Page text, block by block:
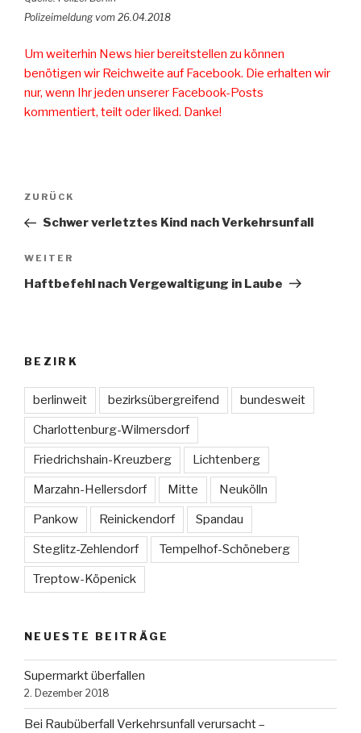
Polizeimeldung vom 26.04.2018
Um weiterhin News hier bereitstellen zu können
benötigen wir Reichweite auf Facebook. Die erhalten wir
nur, wenn Ihr jeden unserer Facebook-Posts
kommentiert, teilt oder liked. Danke!
Beitragsnavigation
Vorheriger
Beitrag
ZURÜCK
Schwer verletztes Kind nach Verkehrsunfall
Nächster
Beitrag
WEITER
Haftbefehl nach Vergewaltigung in Laube
BEZIRK
berlinweit bezirksübergreifend bundesweit
Charlottenburg-Wilmersdorf
Friedrichshain-Kreuzberg Lichtenberg
Marzahn-Hellersdorf Mitte Neukölln
Pankow Reinickendorf Spandau
Steglitz-Zehlendorf Tempelhof-Schöneberg
Treptow-Köpenick
NEUESTE BEITRÄGE
Supermarkt überfallen
2. Dezember 2018
Bei Raubüberfall Verkehrsunfall verursacht –